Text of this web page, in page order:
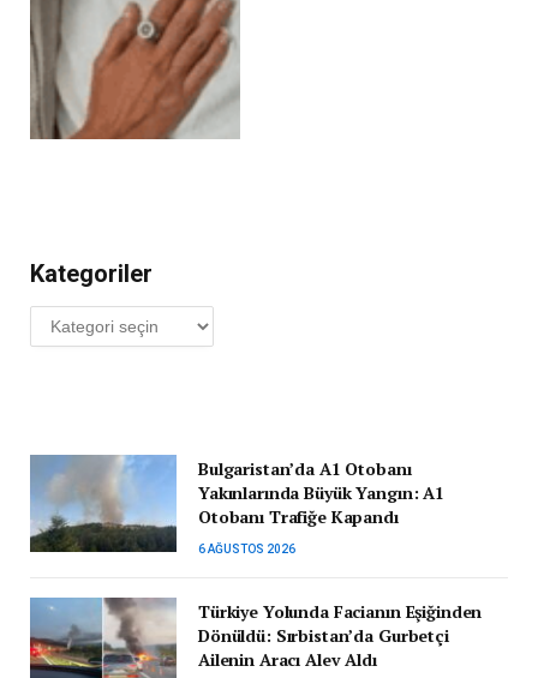
Kategoriler
Kategoriler
Bulgaristan’da A1 Otobanı
Yakınlarında Büyük Yangın: A1
Otobanı Trafiğe Kapandı
6 AĞUSTOS 2026
Türkiye Yolunda Facianın Eşiğinden
Dönüldü: Sırbistan’da Gurbetçi
Ailenin Aracı Alev Aldı